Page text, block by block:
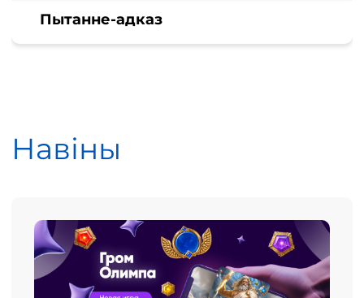
Пытанне-адказ
Навіны